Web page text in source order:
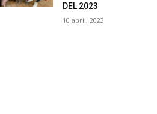
DEL 2023
10 abril, 2023